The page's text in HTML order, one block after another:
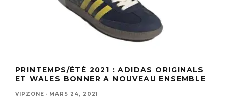
PRINTEMPS/ÉTÉ 2021 : ADIDAS ORIGINALS
ET WALES BONNER A NOUVEAU ENSEMBLE
VIPZONE · MARS 24, 2021